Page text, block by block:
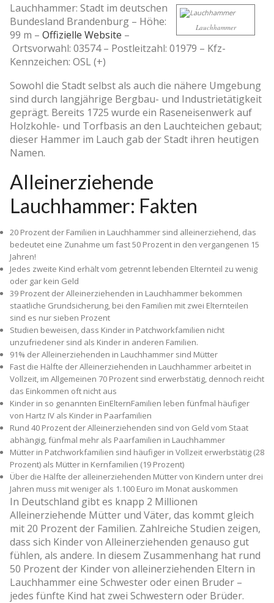
Lauchhammer
Lauchhammer: Stadt im deutschen
Bundesland Brandenburg – Höhe:
99 m – Offizielle Website –
Ortsvorwahl: 03574– Postleitzahl: 01979 – Kfz-
Kennzeichen: OSL (+)
Sowohl die Stadt selbst als auch die nähere Umgebung
sind durch langjährige Bergbau- und Industrietätigkeit
geprägt. Bereits 1725 wurde ein Raseneisenwerk auf
Holzkohle- und Torfbasis an den Lauchteichen gebaut;
dieser Hammer im Lauch gab der Stadt ihren heutigen
Namen.
Alleinerziehende
Lauchhammer: Fakten
20 Prozent der Familien in Lauchhammer sind alleinerziehend, das
bedeutet eine Zunahme um fast 50 Prozent in den vergangenen 15
Jahren!
Jedes zweite Kind erhält vom getrennt lebenden Elternteil zu wenig
oder gar kein Geld
39 Prozent der Alleinerziehenden in Lauchhammer bekommen
staatliche Grundsicherung, bei den Familien mit zwei Elternteilen
sind es nur sieben Prozent
Studien beweisen, dass Kinder in Patchworkfamilien nicht
unzufriedener sind als Kinder in anderen Familien.
91% der Alleinerziehenden in Lauchhammer sind Mütter
Fast die Hälfte der Alleinerziehenden in Lauchhammer arbeitet in
Vollzeit, im Allgemeinen 70 Prozent sind erwerbstätig, dennoch reicht
das Einkommen oft nicht aus
Kinder in so genannten Ein­Eltern­Familien leben fünfmal häufiger
von Hartz IV als Kinder in Paarfamilien
Rund 40 Prozent der Alleinerziehenden sind von Geld vom Staat
abhängig, fünfmal mehr als Paarfamilien in Lauchhammer
Mütter in Patchworkfamilien sind häufiger in Vollzeit erwerbstätig (28
Prozent) als Mütter in Kernfamilien (19 Prozent)
Über die Hälfte der alleinerziehenden Mütter von Kindern unter drei
Jahren muss mit weniger als 1.100 Euro im Monat auskommen
In Deutschland gibt es knapp 2 Millionen
Alleinerziehende Mütter und Väter, das kommt gleich
mit 20 Prozent der Familien. Zahlreiche Studien zeigen,
dass sich Kinder von Alleinerziehenden genauso gut
fühlen, als andere. In diesem Zusammenhang hat rund
50 Prozent der Kinder von alleinerziehenden Eltern in
Lauchhammer eine Schwester oder einen Bruder –
jedes fünfte Kind hat zwei Schwestern oder Brüder.